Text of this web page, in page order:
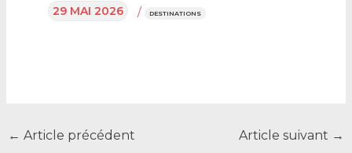
29 MAI 2026 / DESTINATIONS
← Article précédent Article suivant →